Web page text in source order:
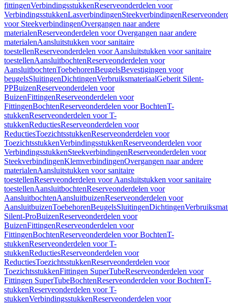
fittingenVerbindingsstukkenReserveonderdelen voor
VerbindingsstukkenLasverbindingenSteekverbindingen
voor SteekverbindingenOvergangen naar andere
materialenReserveonderdelen voor Overgangen naar andere
materialenAansluitstukken voor sanitaire
toestellenReserveonderdelen voor Aansluitstukken voor sanitaire
toestellenAansluitbochtenReserveonderdelen voor
AansluitbochtenToebehorenBeugelsBevestigingen voor
beugelsSluitingenDichtingenVerbruiksmateriaalGeberit Silent-
PPBuizenReserveonderdelen voor
BuizenFittingenReserveonderdelen voor
FittingenBochtenReserveonderdelen voor BochtenT-
stukkenReserveonderdelen voor T-
stukkenReductiesReserveonderdelen voor
ReductiesToezichtsstukkenReserveonderdelen voor
ToezichtsstukkenVerbindingsstukkenReserveonderdelen voor
VerbindingsstukkenSteekverbindingenReserveonderdelen voor
SteekverbindingenKlemverbindingenOvergangen naar andere
materialenAansluitstukken voor sanitaire
toestellenReserveonderdelen voor Aansluitstukken voor sanitaire
toestellenAansluitbochtenReserveonderdelen voor
AansluitbochtenAansluitbuizenReserveonderdelen voor
AansluitbuizenToebehorenBeugelsSluitingenDichtingen
Silent-ProBuizenReserveonderdelen voor
BuizenFittingenReserveonderdelen voor
FittingenBochtenReserveonderdelen voor BochtenT-
stukkenReserveonderdelen voor T-
stukkenReductiesReserveonderdelen voor
ReductiesToezichtsstukkenReserveonderdelen voor
ToezichtsstukkenFittingen SuperTubeReserveonderdelen voor
Fittingen SuperTubeBochtenReserveonderdelen voor BochtenT-
stukkenReserveonderdelen voor T-
stukkenVerbindingsstukkenReserveonderdelen voor